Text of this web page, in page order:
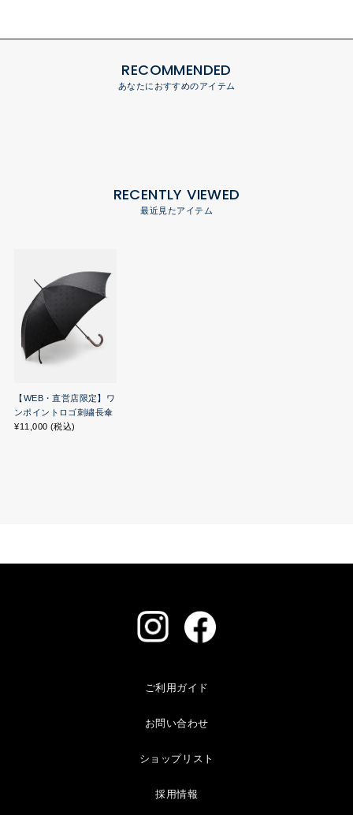
RECOMMENDED
あなたにおすすめのアイテム
RECENTLY VIEWED
最近見たアイテム
【WEB・直営店限定】ワ
ンポイントロゴ刺繍長傘
¥11,000 (税込)
ご利用ガイド
お問い合わせ
ショップリスト
採用情報